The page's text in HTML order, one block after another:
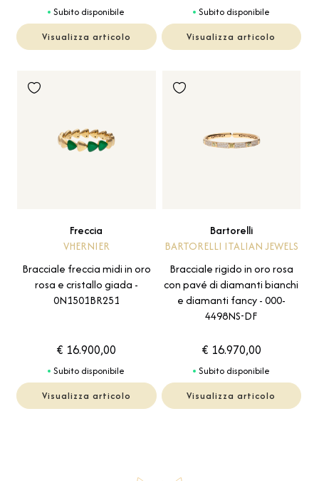
Subito disponibile
Visualizza articolo
Subito disponibile
Visualizza articolo
Freccia
VHERNIER
Bracciale freccia midi in oro
rosa e cristallo giada -
0N1501BR251
€ 16.900,00
Subito disponibile
Visualizza articolo
Bartorelli
BARTORELLI ITALIAN JEWELS
Bracciale rigido in oro rosa
con pavé di diamanti bianchi
e diamanti fancy - 000-
4498NS-DF
€ 16.970,00
Subito disponibile
Visualizza articolo